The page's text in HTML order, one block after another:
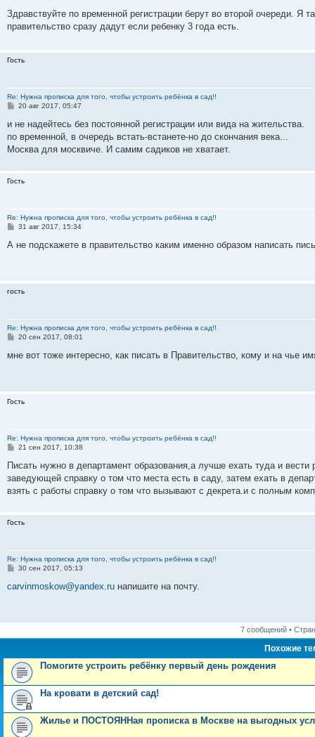
о
б
щ
и
е
Здравствуйте по временной регистрации берут во второй очереди. Я
правительство сразу дадут если ребенку 3 года есть.
Гость
Re: Нужна прописка для того, чтобы устроить ребёнка в сад!!
С
о
щ
е
е
20 авг 2017, 05:47
и не надейтесь без постоянной регистрации или вида на жительства.
по временной, в очередь встать-встанете-но до скончания века...
Москва для москвиче. И самим садиков не хватает.
Гость
Re: Нужна прописка для того, чтобы устроить ребёнка в сад!!
С
о
и
е
31 авг 2017, 15:34
А не подскажете в правительство каким именно образом написать
гость
Re: Нужна прописка для того, чтобы устроить ребёнка в сад!!
С
о
е
20 сен 2017, 08:01
мне вот тоже интересно, как писать в Правительство, кому и на чье
Гость
Re: Нужна прописка для того, чтобы устроить ребёнка в сад!!
С
о
щ
е
е
21 сен 2017, 10:38
Писать нужно в департамент образования,а лучше ехать туда и
заведующей справку о том что места есть в саду, затем ехать в
взять с работы справку о том что вызывают с декрета.и с полным
Гость
Re: Нужна прописка для того, чтобы устроить ребёнка в сад!!
С
о
30 сен 2017, 05:13
carvinmoskow@yandex.ru напишите на почту.
7 сообщений •
Похожие
Помогите устроить ребёнку первый день рождения
На кровати в детский сад!
Жилье и ПОСТОЯННая прописка в Москве на выгодных